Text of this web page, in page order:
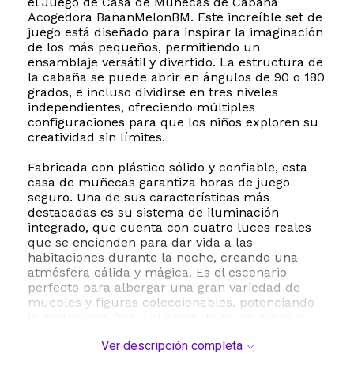
Acogedora BananMelonBM. Este increíble set de
juego está diseñado para inspirar la imaginación
de los más pequeños, permitiendo un
ensamblaje versátil y divertido. La estructura de
la cabaña se puede abrir en ángulos de 90 o 180
grados, e incluso dividirse en tres niveles
independientes, ofreciendo múltiples
configuraciones para que los niños exploren su
creatividad sin límites.
Fabricada con plástico sólido y confiable, esta
casa de muñecas garantiza horas de juego
seguro. Una de sus características más
destacadas es su sistema de iluminación
integrado, que cuenta con cuatro luces reales
que se encienden para dar vida a las
habitaciones durante la noche, creando una
atmósfera cálida y mágica. Es el escenario
perfecto para albergar una gran variedad de
muebles y figuras coleccionables, potenciando
Ver descripción completa